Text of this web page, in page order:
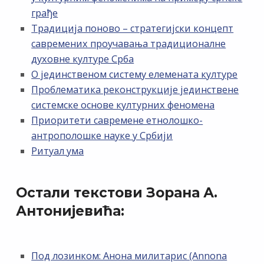
грађе
Традиција поново – стратегијски концепт
савремених проучавања традиционалне
духовне културе Срба
О јединственом систему елемената културе
Проблематика реконструкције јединствене
системске основе културних феномена
Приоритети савремене етнолошко-
антрополошке науке у Србији
Ритуал ума
Остали текстови Зорана А.
Антонијевића:
Под лозинком: Анона милитарис (Annona